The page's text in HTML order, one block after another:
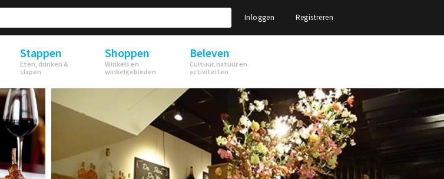
Inloggen Registreren
Stappen
Eten, drinken &
slapen
Shoppen
Winkels en
winkelgebieden
Beleven
Cultuur, natuur en
activiteiten